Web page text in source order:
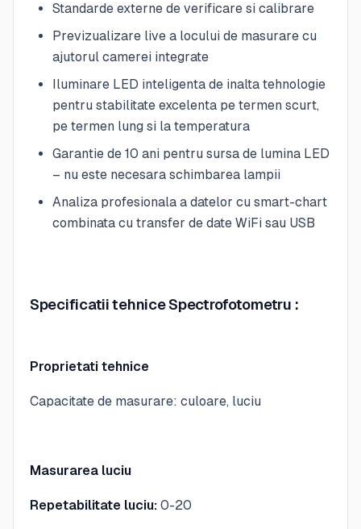
Standarde externe de verificare si calibrare
Previzualizare live a locului de masurare cu
ajutorul camerei integrate
Iluminare LED inteligenta de inalta tehnologie
pentru stabilitate excelenta pe termen scurt,
pe termen lung si la temperatura
Garantie de 10 ani pentru sursa de lumina LED
– nu este necesara schimbarea lampii
Analiza profesionala a datelor cu smart-chart
combinata cu transfer de date WiFi sau USB
Specificatii tehnice Spectrofotometru :
Proprietati tehnice
Capacitate de masurare: culoare, luciu
Masurarea luciu
Repetabilitate luciu: 0-20